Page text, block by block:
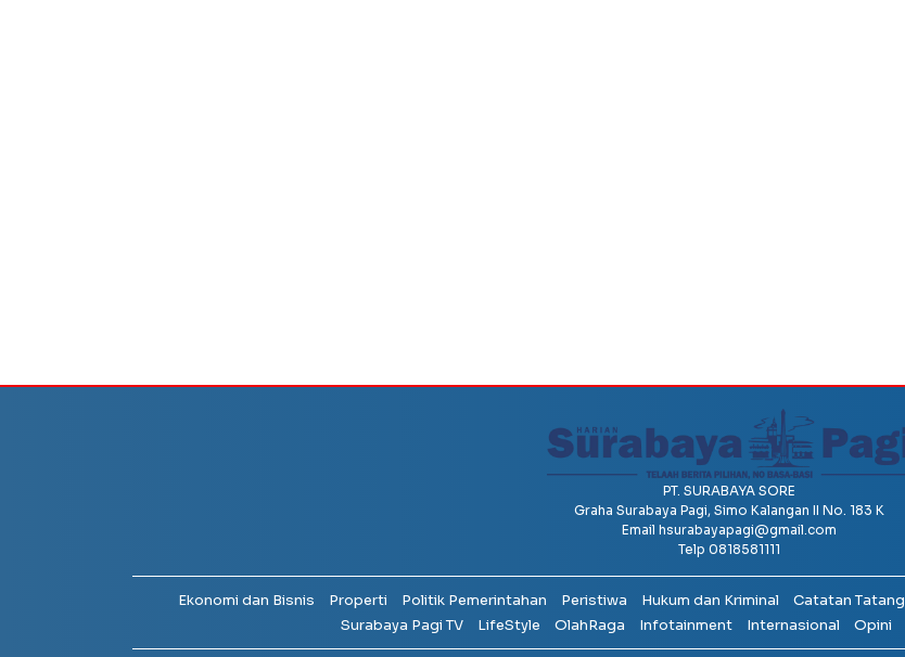
PT. SURABAYA SORE
Graha Surabaya Pagi, Simo Kalangan II No. 183 K
Email hsurabayapagi@gmail.com
Telp 0818581111
Ekonomi dan Bisnis Properti Politik Pemerintahan Peristiwa Hukum dan Kriminal Catatan Tatang
Surabaya Pagi TV
LifeStyle OlahRaga Infotainment Internasional Opini